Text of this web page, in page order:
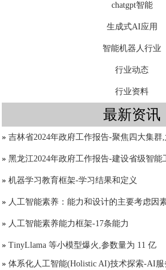
chatgpt智能
生成式AI应用
智能机器人行业
行业动态
行业资料
最新资讯
» 吉林省2024年政府工作报告-聚焦四大集
» 黑龙江2024年政府工作报告-建设省级智能
» 机器学习教育框架-学习结果和定义
» 人工智能素养：能力和设计的主要考虑因
» 人工智能素养能力框架-17条能力
» TinyLlama 等小模型爆火,参数量为 11 亿
» 体系化人工智能(Holistic AI)技术探索-AI